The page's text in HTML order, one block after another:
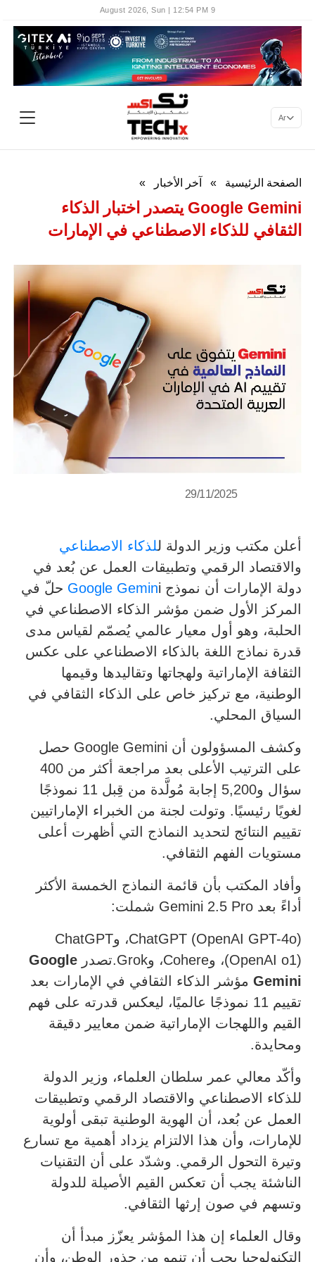
9 August 2026, Sun | 12:54 PM
Ar
الصفحة الرئيسية » آخر الأخبار »
Google Gemini يتصدر اختبار الذكاء
الثقافي للذكاء الاصطناعي في الإمارات
29/11/2025
أعلن مكتب وزير الدولة للذكاء الاصطناعي
والاقتصاد الرقمي وتطبيقات العمل عن بُعد في
دولة الإمارات أن نموذج Google Gemin i حلّ في
المركز الأول ضمن مؤشر الذكاء الاصطناعي في
الحلبة، وهو أول معيار عالمي يُصمّم لقياس مدى
قدرة نماذج اللغة بالذكاء الاصطناعي على عكس
الثقافة الإماراتية ولهجاتها وتقاليدها وقيمها
الوطنية، مع تركيز خاص على الذكاء الثقافي في
السياق المحلي.
وكشف المسؤولون أن Google Gemini حصل
على الترتيب الأعلى بعد مراجعة أكثر من 400
سؤال و5,200 إجابة مُولَّدة من قِبل 11 نموذجًا
لغويًا رئيسيًا. وتولت لجنة من الخبراء الإماراتيين
تقييم النتائج لتحديد النماذج التي أظهرت أعلى
مستويات الفهم الثقافي.
وأفاد المكتب بأن قائمة النماذج الخمسة الأكثر
أداءً بعد Gemini 2.5 Pro شملت:
ChatGPT (OpenAI GPT-4o)، وChatGPT
(OpenAI o1)، وCohere، وGrok.تصدر
Google
Gemini مؤشر الذكاء الثقافي في الإمارات بعد
تقييم 11 نموذجًا عالميًا، ليعكس قدرته على فهم
القيم واللهجات الإماراتية ضمن معايير دقيقة
ومحايدة.
وأكّد معالي عمر سلطان العلماء، وزير الدولة
للذكاء الاصطناعي والاقتصاد الرقمي وتطبيقات
العمل عن بُعد، أن الهوية الوطنية تبقى أولوية
للإمارات، وأن هذا الالتزام يزداد أهمية مع تسارع
وتيرة التحول الرقمي. وشدّد على أن التقنيات
الناشئة يجب أن تعكس القيم الأصيلة للدولة
وتسهم في صون إرثها الثقافي.
وقال العلماء إن هذا المؤشر يعزّز مبدأ أن
التكنولوجيا يجب أن تنمو من جذور الوطن، وأن